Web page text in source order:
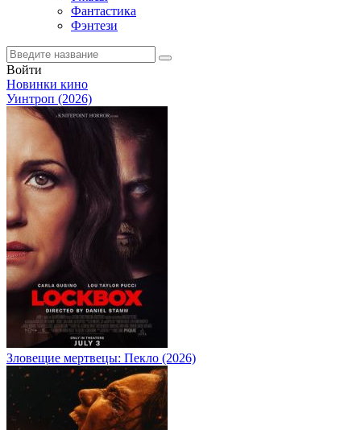
Фантастика
Фэнтези
Войти
Новинки кино
Уинтроп (2026)
Зловещие мертвецы: Пекло (2026)